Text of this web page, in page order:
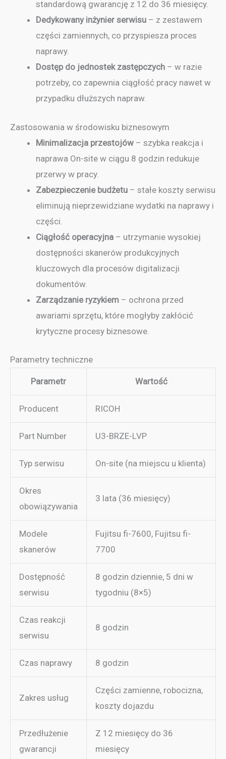
standardową gwarancję z 12 do 36 miesięcy.
Dedykowany inżynier serwisu – z zestawem
części zamiennych, co przyspiesza proces
naprawy.
Dostęp do jednostek zastępczych – w razie
potrzeby, co zapewnia ciągłość pracy nawet w
przypadku dłuższych napraw.
Zastosowania w środowisku biznesowym
Minimalizacja przestojów – szybka reakcja i
naprawa On-site w ciągu 8 godzin redukuje
przerwy w pracy.
Zabezpieczenie budżetu – stałe koszty serwisu
eliminują nieprzewidziane wydatki na naprawy i
części.
Ciągłość operacyjna – utrzymanie wysokiej
dostępności skanerów produkcyjnych
kluczowych dla procesów digitalizacji
dokumentów.
Zarządzanie ryzykiem – ochrona przed
awariami sprzętu, które mogłyby zakłócić
krytyczne procesy biznesowe.
Parametry techniczne
Parametr Wartość
Producent RICOH
Part Number U3-BRZE-LVP
Typ serwisu On-site (na miejscu u klienta)
Okres
obowiązywania
3 lata (36 miesięcy)
Modele
skanerów
Fujitsu fi-7600, Fujitsu fi-
7700
Dostępność
serwisu
8 godzin dziennie, 5 dni w
tygodniu (8×5)
Czas reakcji
serwisu
8 godzin
Czas naprawy 8 godzin
Zakres usług
Części zamienne, robocizna,
koszty dojazdu
Przedłużenie
gwarancji
Z 12 miesięcy do 36
miesięcy